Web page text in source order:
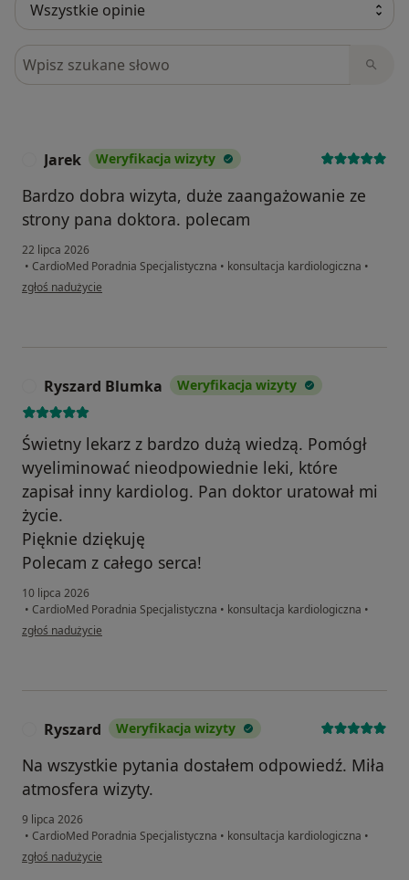
Szukaj w opiniach
Jarek Weryfikacja wizyty
Bardzo dobra wizyta, duże zaangażowanie ze
strony pana doktora. polecam
22 lipca 2026
• CardioMed Poradnia Specjalistyczna • konsultacja kardiologiczna •
w opinii użytkownika Jarek
zgłoś nadużycie
Ryszard Blumka Weryfikacja wizyty
Świetny lekarz z bardzo dużą wiedzą. Pomógł
wyeliminować nieodpowiednie leki, które
zapisał inny kardiolog. Pan doktor uratował mi
życie.
Pięknie dziękuję
Polecam z całego serca!
10 lipca 2026
• CardioMed Poradnia Specjalistyczna • konsultacja kardiologiczna •
w opinii użytkownika Ryszard Blumka
zgłoś nadużycie
Ryszard Weryfikacja wizyty
Na wszystkie pytania dostałem odpowiedź. Miła
atmosfera wizyty.
9 lipca 2026
• CardioMed Poradnia Specjalistyczna • konsultacja kardiologiczna •
w opinii użytkownika Ryszard
zgłoś nadużycie